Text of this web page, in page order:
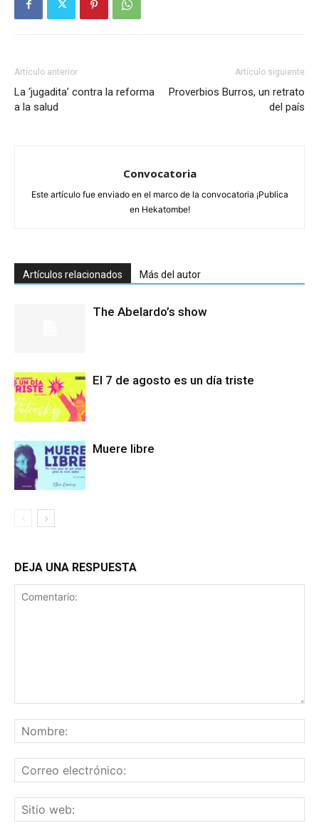
Artículo anterior
La ‘jugadita’ contra la reforma
a la salud
Artículo siguiente
Proverbios Burros, un retrato
del país
Convocatoria
Este artículo fue enviado en el marco de la convocatoria ¡Publica
en Hekatombe!
Artículos relacionados Más del autor
The Abelardo’s show
El 7 de agosto es un día triste
Muere libre
DEJA UNA RESPUESTA